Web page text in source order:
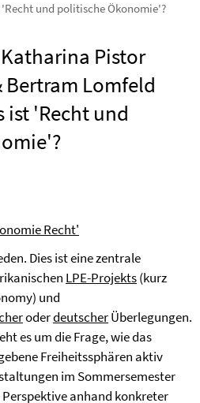
und politische Ökonomie'?
Pistor
Bertram Lomfeld
ist 'Recht und
Recht'
Dies ist eine zentrale
LPE-Projekts(kurz
und
oderdeutscherÜberlegungen.
es um die Frage, wie das
Freiheitssphären aktiv
im Sommersemester
anhand konkreter